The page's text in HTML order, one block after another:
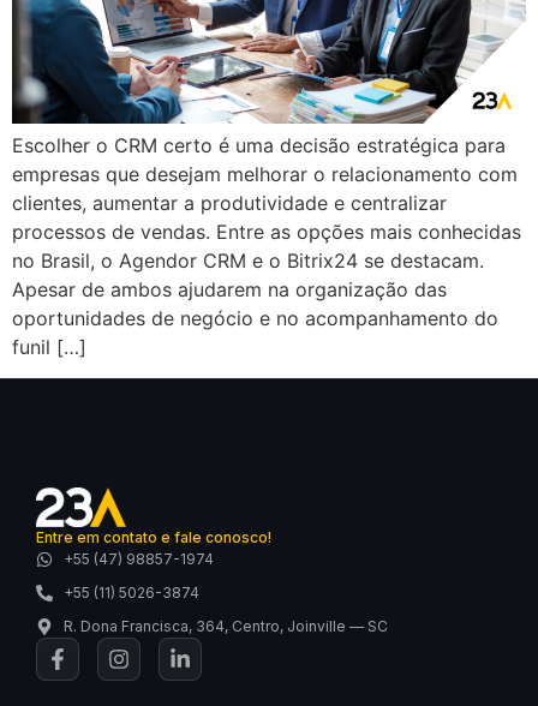
Escolher o CRM certo é uma decisão estratégica para
empresas que desejam melhorar o relacionamento com
clientes, aumentar a produtividade e centralizar
processos de vendas. Entre as opções mais conhecidas
no Brasil, o Agendor CRM e o Bitrix24 se destacam.
Apesar de ambos ajudarem na organização das
oportunidades de negócio e no acompanhamento do
funil […]
Entre em contato e fale conosco!
+55 (47) 98857-1974
+55 (11) 5026-3874
R. Dona Francisca, 364, Centro, Joinville — SC